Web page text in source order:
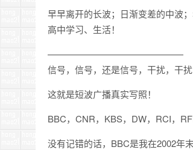
早早离开的长波；日渐变差的中波
高中学习、生活！
———————————————
信号，信号，还是信号，干扰，干扰
这就是短波广播真实写照！
BBC，CNR，KBS，DW，RCI，RFI
没有记错的话，BBC是我在2002年